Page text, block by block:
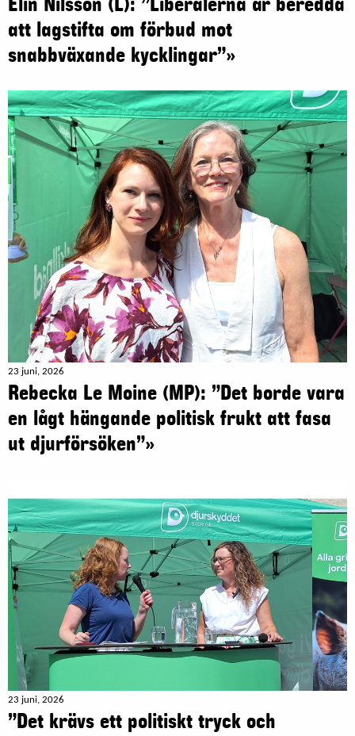
Elin Nilsson (L): ”Liberalerna är beredda
att lagstifta om förbud mot
snabbväxande kycklingar”»
23 juni, 2026
Rebecka Le Moine (MP): ”Det borde vara
en lågt hängande politisk frukt att fasa
ut djurförsöken”»
23 juni, 2026
”Det krävs ett politiskt tryck och